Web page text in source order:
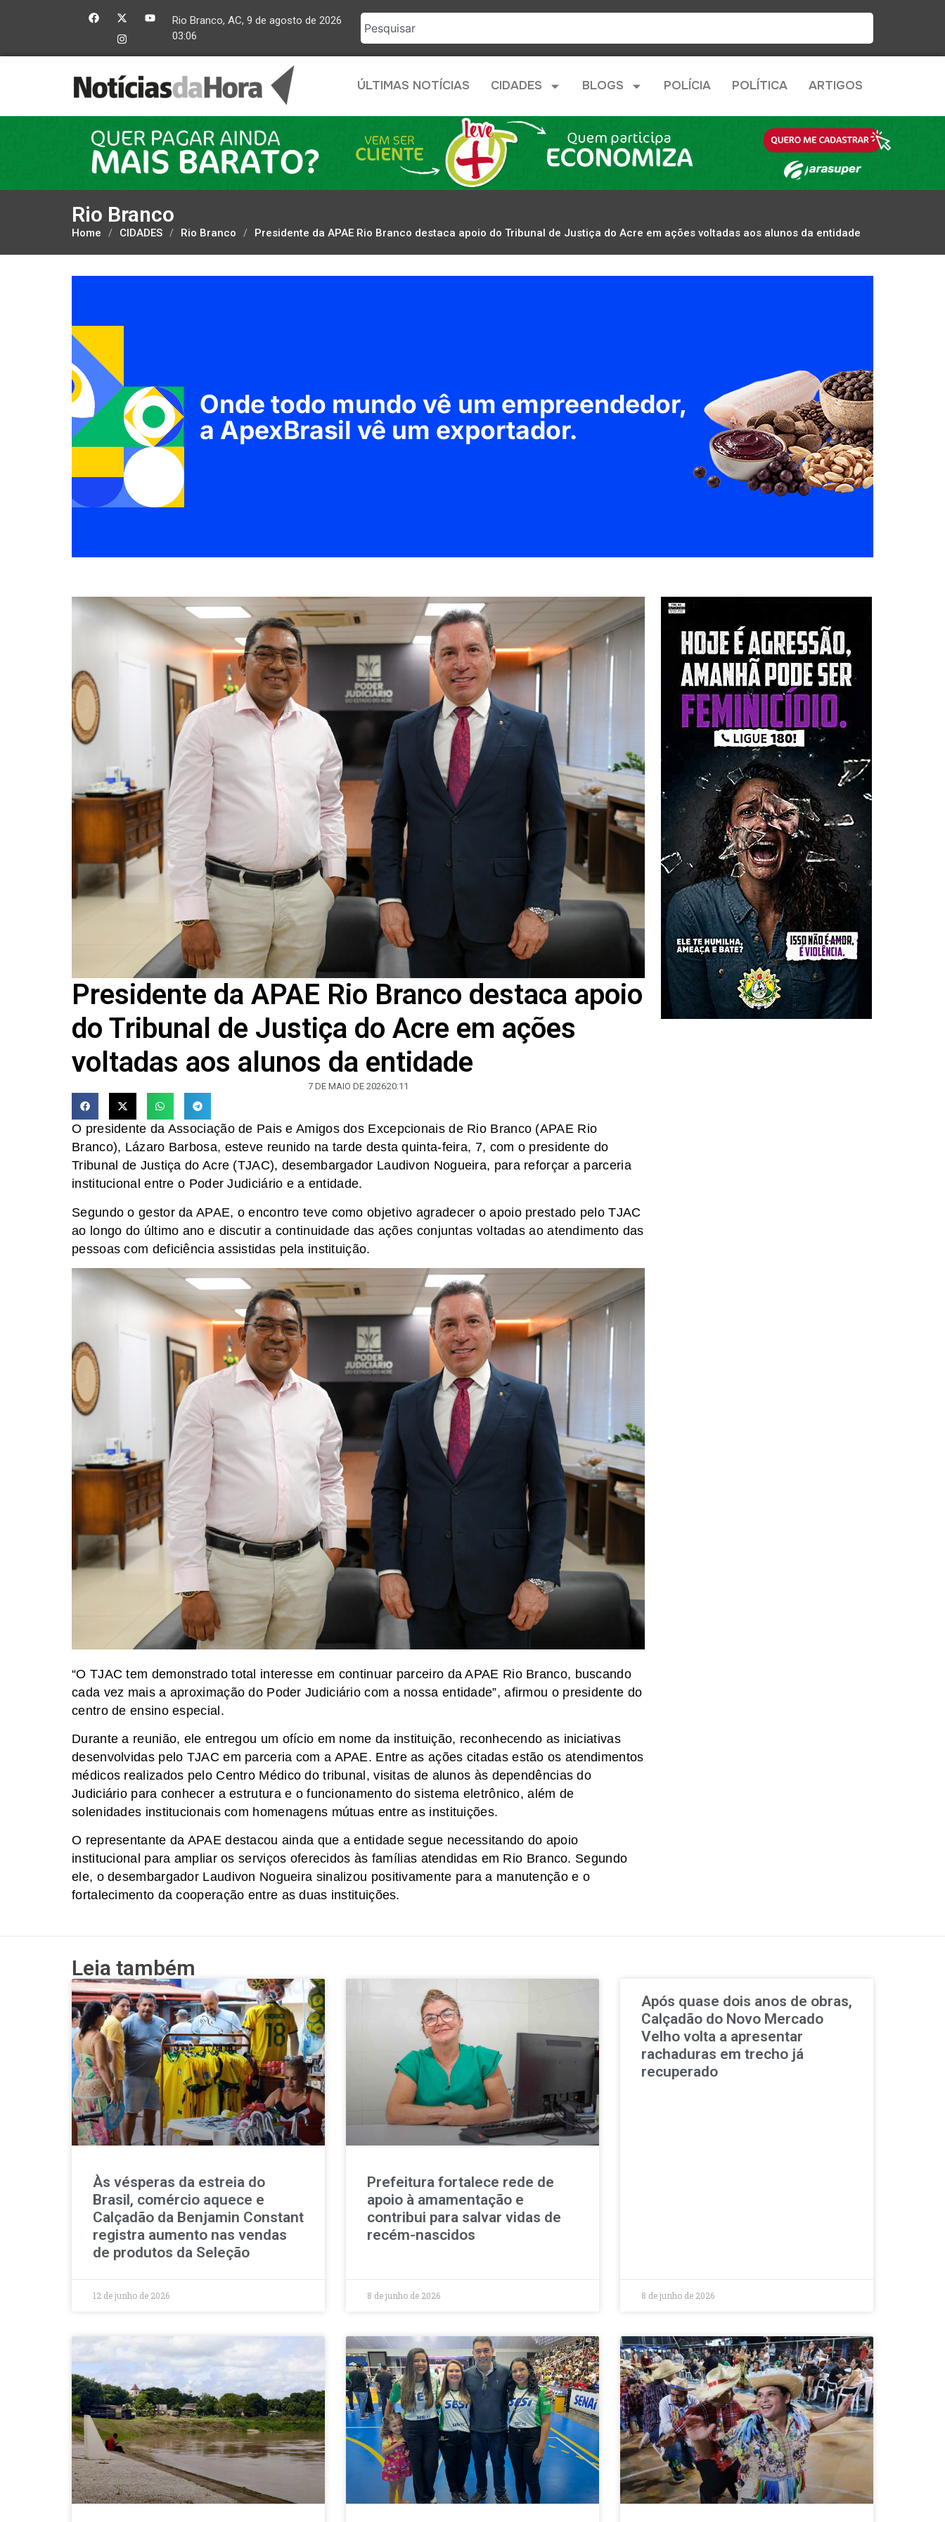
Rio Branco, AC, 9 de agosto de 2026
03:06
ÚLTIMAS NOTÍCIAS CIDADES BLOGS POLÍCIA POLÍTICA ARTIGOS
Rio Branco
Home / CIDADES / Rio Branco / Presidente da APAE Rio Branco destaca apoio do Tribunal de Justiça do Acre em ações voltadas aos alunos da entidade
Presidente da APAE Rio Branco destaca apoio
do Tribunal de Justiça do Acre em ações
voltadas aos alunos da entidade
7 DE MAIO DE 202620:11
O presidente da Associação de Pais e Amigos dos Excepcionais de Rio Branco (APAE Rio
Branco), Lázaro Barbosa, esteve reunido na tarde desta quinta-feira, 7, com o presidente do
Tribunal de Justiça do Acre (TJAC), desembargador Laudivon Nogueira, para reforçar a parceria
institucional entre o Poder Judiciário e a entidade.
Segundo o gestor da APAE, o encontro teve como objetivo agradecer o apoio prestado pelo TJAC
ao longo do último ano e discutir a continuidade das ações conjuntas voltadas ao atendimento das
pessoas com deficiência assistidas pela instituição.
“O TJAC tem demonstrado total interesse em continuar parceiro da APAE Rio Branco, buscando
cada vez mais a aproximação do Poder Judiciário com a nossa entidade”, afirmou o presidente do
centro de ensino especial.
Durante a reunião, ele entregou um ofício em nome da instituição, reconhecendo as iniciativas
desenvolvidas pelo TJAC em parceria com a APAE. Entre as ações citadas estão os atendimentos
médicos realizados pelo Centro Médico do tribunal, visitas de alunos às dependências do
Judiciário para conhecer a estrutura e o funcionamento do sistema eletrônico, além de
solenidades institucionais com homenagens mútuas entre as instituições.
O representante da APAE destacou ainda que a entidade segue necessitando do apoio
institucional para ampliar os serviços oferecidos às famílias atendidas em Rio Branco. Segundo
ele, o desembargador Laudivon Nogueira sinalizou positivamente para a manutenção e o
fortalecimento da cooperação entre as duas instituições.
Leia também
Às vésperas da estreia do
Brasil, comércio aquece e
Calçadão da Benjamin Constant
registra aumento nas vendas
de produtos da Seleção
12 de junho de 2026
Prefeitura fortalece rede de
apoio à amamentação e
contribui para salvar vidas de
recém-nascidos
8 de junho de 2026
Após quase dois anos de obras,
Calçadão do Novo Mercado
Velho volta a apresentar
rachaduras em trecho já
recuperado
8 de junho de 2026